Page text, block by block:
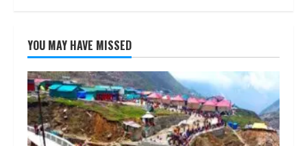
YOU MAY HAVE MISSED